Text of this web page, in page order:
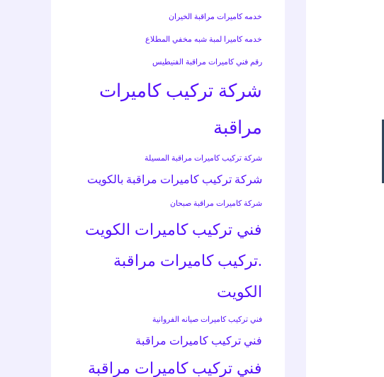
خدمه كاميرات مراقبة الخيران
خدمه كاميرا لمبة شبه مخفي المطلاع
رقم فني كاميرات مراقبة الفنيطيس
شركة تركيب كاميرات
مراقبة
شركة تركيب كاميرات مراقبة المسيلة
شركة تركيب كاميرات مراقبة بالكويت
شركة كاميرات مراقبة صبحان
فني تركيب كاميرات الكويت
.تركيب كاميرات مراقبة
الكويت
فني تركيب كاميرات صيانه الفروانية
فني تركيب كاميرات مراقبة
فني تركيب كاميرات مراقبة